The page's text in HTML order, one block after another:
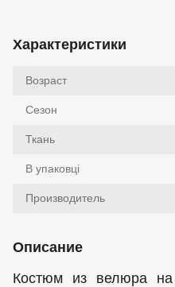
Характеристики
Возраст
Сезон
Ткань
В упаковці
Производитель
Описание
Костюм из велюра